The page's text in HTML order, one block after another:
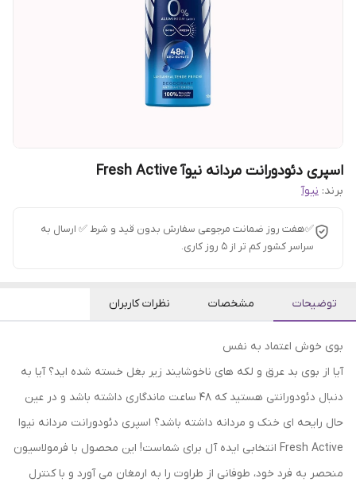
اسپری دئودورانت مردانه نیوآ Fresh Active
برند: نیوآ
✅هفت روز ضمانت مرجوعی سفارش بدون قید و شرط ✅ ارسال به
سراسر کشور کم تر از 5 روز کاری.
توضیحات مشخصات نظرات کاربران
بوی خوش اعتماد به نفس
آیا از بوی بد عرق و لکه های ناخوشایند زیر بغل خسته شده اید؟ آیا به
دنبال دئودورانتی هستید که 48 ساعت ماندگاری داشته باشد و در عین
حال رایحه ای خنک و مردانه داشته باشد؟ اسپری دئودورانت مردانه نیوا
Fresh Active انتخابی ایده آل برای شماست! این محصول با فرمولاسیون
منحصر به فرد خود، طوفانی از طراوت را به ارمغان می آورد و با کنترل